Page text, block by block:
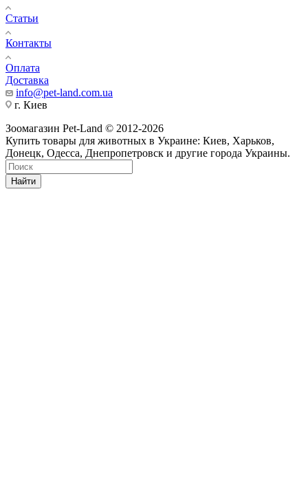
Статьи
Контакты
Оплата
Доставка
info@pet-land.com.ua
г. Киев
Зоомагазин Pet-Land © 2012-2026
Купить товары для животных в Украине: Киев, Харьков,
Донецк, Одесса, Днепропетровск и другие города Украины.
Найти